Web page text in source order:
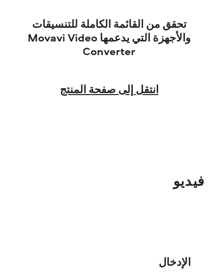
تحقق من القائمة الكاملة للتنسيقات
والأجهزة التي يدعمها Movavi Video
Converter
انتقل إلى صفحة المنتج
فيديو
الإدخال